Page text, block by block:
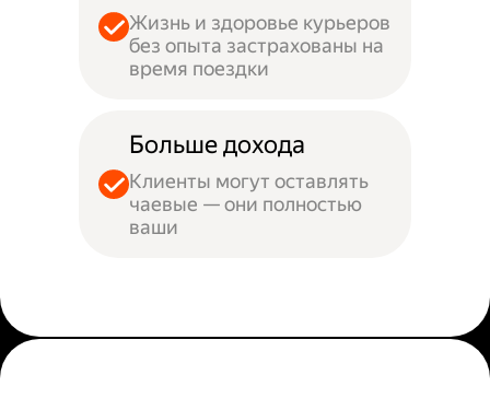
Жизнь и здоровье курьеров
без опыта застрахованы на
время поездки
Больше дохода
Клиенты могут оставлять
чаевые — они полностью
ваши